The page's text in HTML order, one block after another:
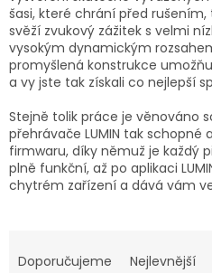
šasi, které chrání před
svěží zvukový zážitek s velmi
vysokým dynamickým
promyšlená konstrukce
a vy jste tak získali co nejlepší
Stejně tolik práce je věnováno
přehrávače LUMIN tak schopné
firmwaru, díky němuž je každý
plně funkční, až po aplikaci
chytrém zařízení a dává vám
aDoporučujeme Nejlevnější